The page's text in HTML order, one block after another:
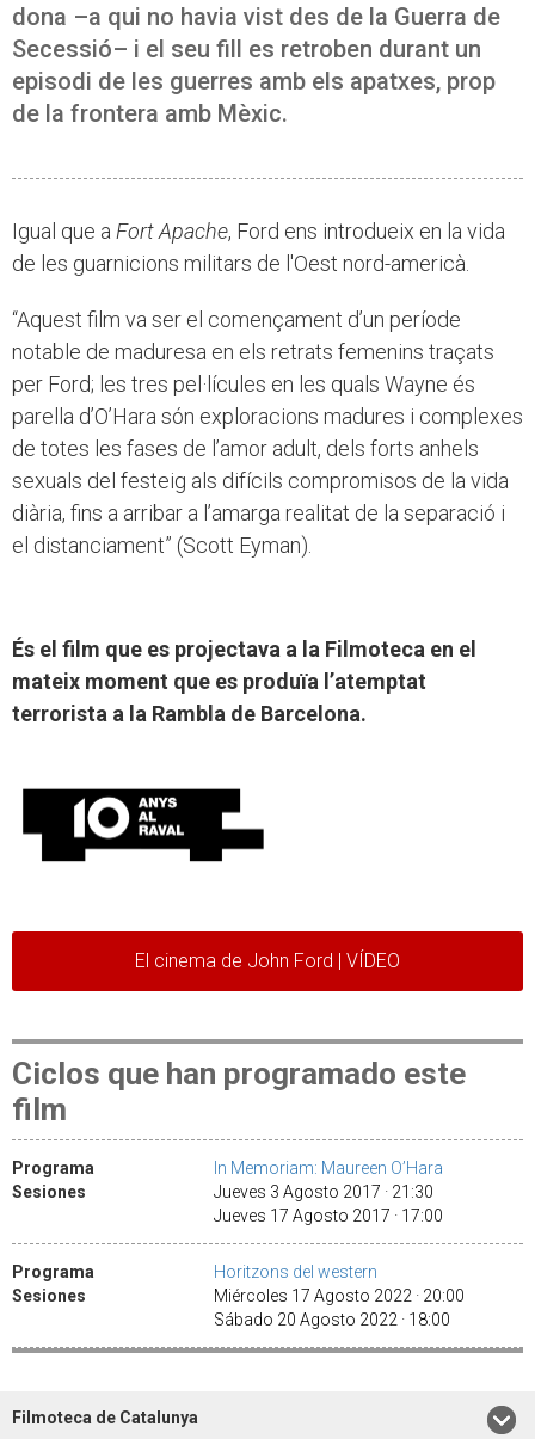
dona –a qui no havia vist des de la Guerra de
Secessió– i el seu fill es retroben durant un
episodi de les guerres amb els apatxes, prop
de la frontera amb Mèxic.
Igual que a Fort Apache, Ford ens introdueix en la vida
de les guarnicions militars de l'Oest nord-americà.
“Aquest film va ser el començament d’un període
notable de maduresa en els retrats femenins traçats
per Ford; les tres pel·lícules en les quals Wayne és
parella d’O’Hara són exploracions madures i complexes
de totes les fases de l’amor adult, dels forts anhels
sexuals del festeig als difícils compromisos de la vida
diària, fins a arribar a l’amarga realitat de la separació i
el distanciament” (Scott Eyman).
És el film que es projectava a la Filmoteca en el
mateix moment que es produïa l’atemptat
terrorista a la Rambla de Barcelona.
El cinema de John Ford | VÍDEO
Ciclos que han programado este
film
Programa
In Memoriam: Maureen O’Hara
Sesiones
Jueves 3 Agosto 2017 · 21:30
Jueves 17 Agosto 2017 · 17:00
Programa
Horitzons del western
Sesiones
Miércoles 17 Agosto 2022 · 20:00
Sábado 20 Agosto 2022 · 18:00
Filmoteca de Catalunya